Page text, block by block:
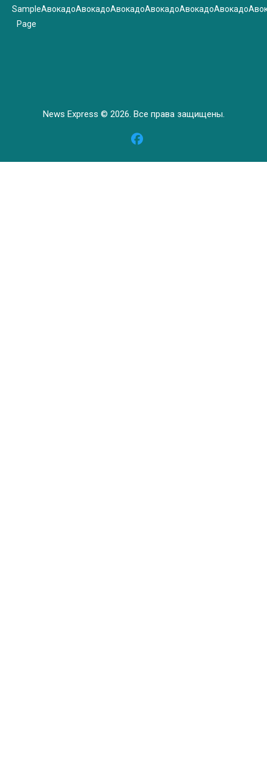
Sample
Page
АвокадоАвокадоАвокадоАвокадоАвокадоАвокадо
News Express © 2026. Все права защищены.